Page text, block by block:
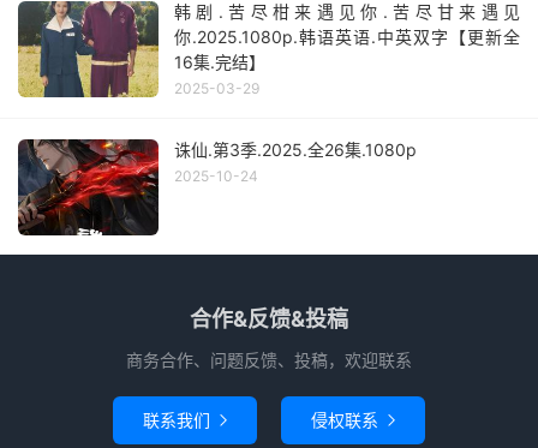
韩剧.苦尽柑来遇见你.苦尽甘来遇见
你.2025.1080p.韩语英语.中英双字【更新全
16集.完结】
2025-03-29
诛仙.第3季.2025.全26集.1080p
2025-10-24
合作&反馈&投稿
商务合作、问题反馈、投稿，欢迎联系
联系我们  侵权联系 